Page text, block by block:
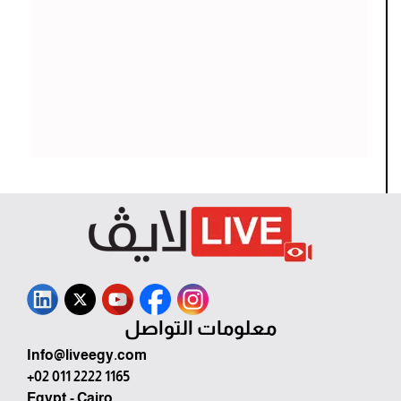
معلومات التواصل
Info@liveegy.com
+02 011 2222 1165